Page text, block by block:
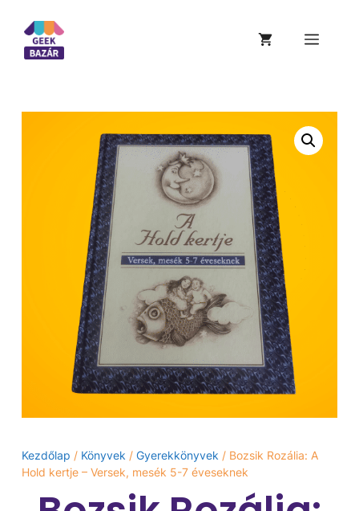
Kezdőlap / Könyvek / Gyerekkönyvek / Bozsik Rozália: A ​
Hold kertje – Versek, mesék 5-7 éveseknek